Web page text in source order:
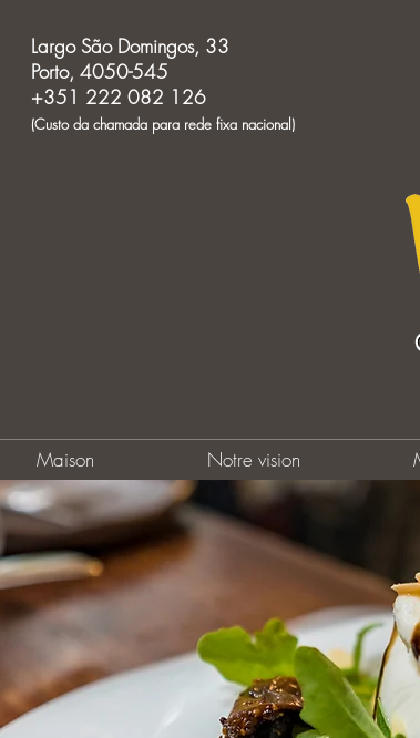
Largo São Domingos, 33
Porto, 4050-545
+351 222 082 126
(Custo da chamada para rede fixa nacional)
Maison Notre vision